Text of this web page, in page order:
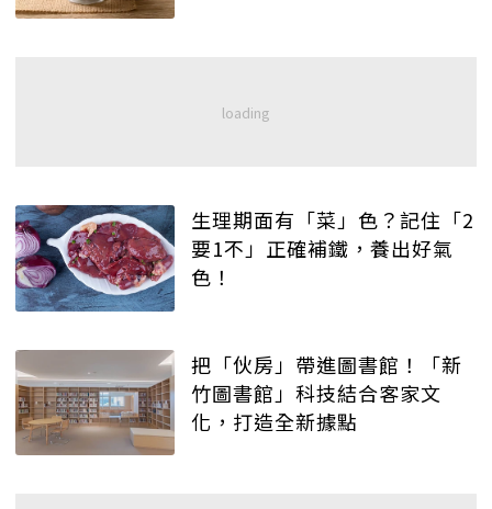
生理期面有「菜」色？記住「2
要1不」正確補鐵，養出好氣
色！
把「伙房」帶進圖書館！「新
竹圖書館」科技結合客家文
化，打造全新據點